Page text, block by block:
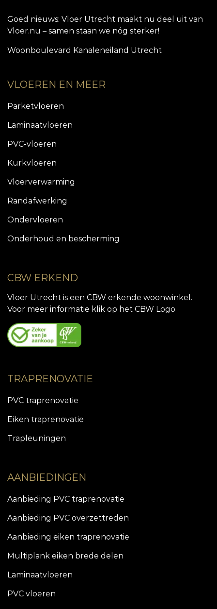
Goed nieuws: Vloer Utrecht maakt nu deel uit van
Vloer.nu – samen staan we nóg sterker!
Woonboulevard Kanaleneiland Utrecht
VLOEREN EN MEER
Parketvloeren
Laminaatvloeren
PVC-vloeren
Kurkvloeren
Vloerverwarming
Randafwerking
Ondervloeren
Onderhoud en bescherming
CBW ERKEND
Vloer Utrecht is een CBW erkende woonwinkel.
Voor meer informatie klik op het CBW Logo
TRAPRENOVATIE
PVC traprenovatie
Eiken traprenovatie
Trapleuningen
AANBIEDINGEN
Aanbieding PVC traprenovatie
Aanbieding PVC overzettreden
Aanbieding eiken traprenovatie
Multiplank eiken brede delen
Laminaatvloeren
PVC vloeren